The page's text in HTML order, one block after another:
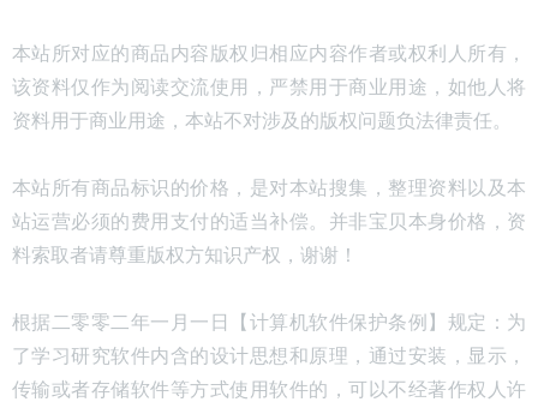
本站所对应的商品内容版权归相应内容作者或权利人所有，
该资料仅作为阅读交流使用，严禁用于商业用途，如他人将
资料用于商业用途，本站不对涉及的版权问题负法律责任。
本站所有商品标识的价格，是对本站搜集，整理资料以及本
站运营必须的费用支付的适当补偿。并非宝贝本身价格，资
料索取者请尊重版权方知识产权，谢谢！
根据二零零二年一月一日【计算机软件保护条例】规定：为
了学习研究软件内含的设计思想和原理，通过安装，显示，
传输或者存储软件等方式使用软件的，可以不经著作权人许